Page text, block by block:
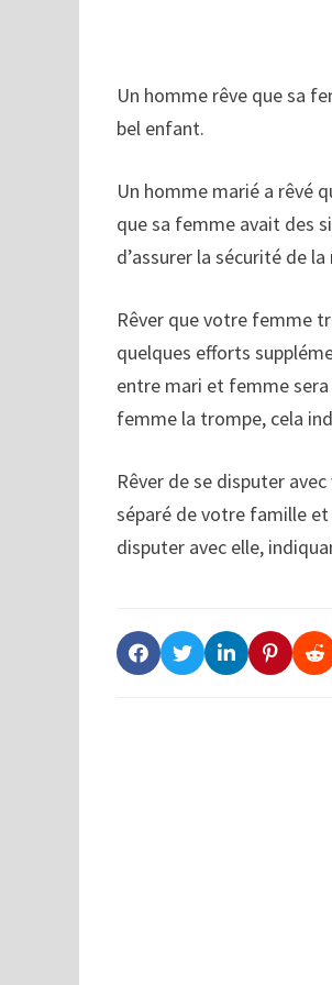
Un homme rêve que sa
bel enfant.
Un homme marié a rêvé
que sa femme avait des
d’assurer la sécurité de
Rêver que votre femme
quelques efforts
entre mari et femme sera
femme la trompe, cela
Rêver de se disputer
séparé de votre famille et
disputer avec elle,